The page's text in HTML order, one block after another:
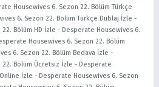
Housewives 6. Sezon 22. Bölüm Türkçe
6. Sezon 22. Bölüm Türkçe Dublaj İzle -
Bölüm HD İzle - Desperate Housewives 6.
Housewives 6. Sezon 22. Bölüm
6. Sezon 22. Bölüm Bedava İzle -
Bölüm Ücretsiz İzle - Desperate
İzle - Desperate Housewives 6. Sezon